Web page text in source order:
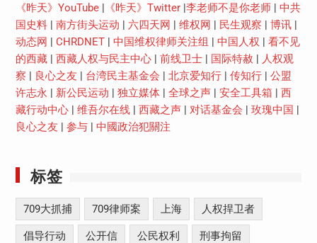
《昨天》YouTube| 《昨天》Twitter|李老师不是你老师| 中共
国史料| 南方街头运动 | 六四天网 | 维权网 | 民生观察 | 博讯|
动态网 | CHRDNET| 中国维权律师关注组 | 中国人权 | 看不见
的西藏| 西藏人权与民主中心| 前线卫士| 国际特赦 | 人权观
察 | 良心之友 | 台湾民主基金会 | 北京爱知行| 传知行| 公盟
许志永 | 新公民运动 | 独立媒体| 全球之声| 安全工具箱 | 西
藏行动中心| 维吾尔在线| 西藏之声| 对话基金会 | 玫瑰中国 |
良心之友 | 参与| 中國政治犯關注
标签
709大抓捕 709律师案 上海 人权捍卫者
倡导行动 公开信 公民权利 刑事拘留